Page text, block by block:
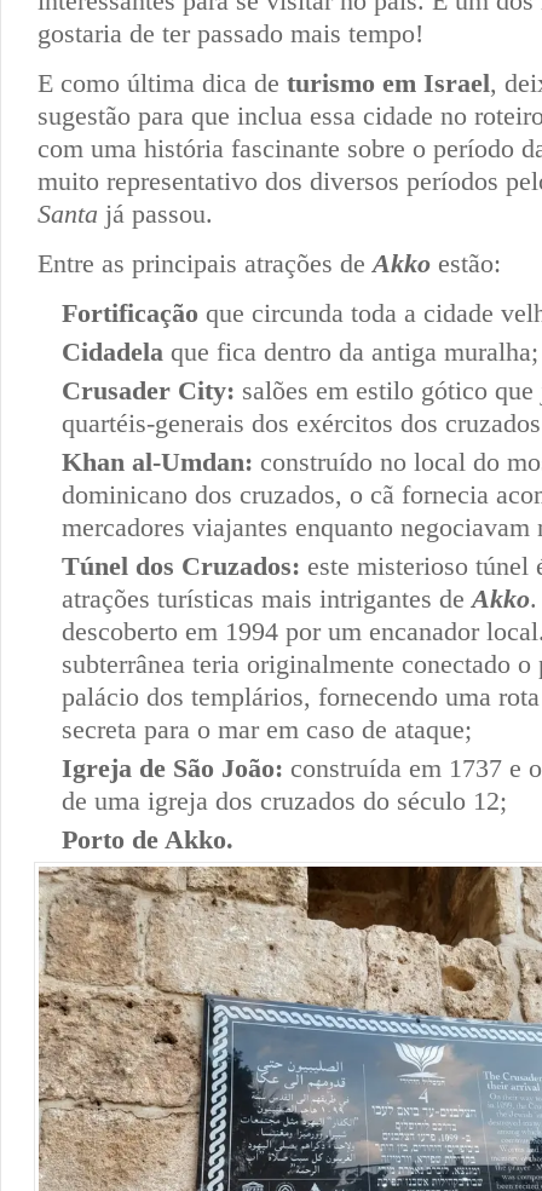
gostaria de ter passado mais tempo!
E como última dica de turismo em Israel,
sugestão para que inclua essa cidade no
com uma história fascinante sobre o período
muito representativo dos diversos períodos
Santa já passou.
Entre as principais atrações de Akko estão:
Fortificação que circunda toda a cidade
Cidadela que fica dentro da antiga muralha;
Crusader City: salões em estilo gótico
quartéis-generais dos exércitos dos
Khan al-Umdan: construído no local do
dominicano dos cruzados, o cã fornecia
mercadores viajantes enquanto negociavam
Túnel dos Cruzados: este misterioso túnel
atrações turísticas mais intrigantes de Akko
descoberto em 1994 por um encanador
subterrânea teria originalmente conectado
palácio dos templários, fornecendo uma
secreta para o mar em caso de ataque;
Igreja de São João: construída em 1737 e
de uma igreja dos cruzados do século 12;
Porto de Akko.